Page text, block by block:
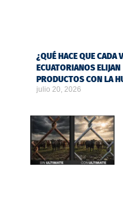
¿QUÉ HACE QUE CADA
ECUATORIANOS ELIJAN
PRODUCTOS CON LA
julio 20, 2026